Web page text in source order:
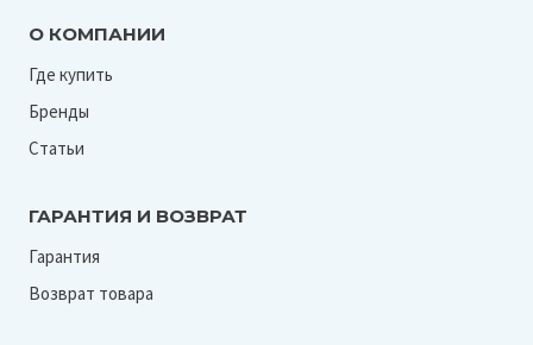
О КОМПАНИИ
Где купить
Бренды
Статьи
ГАРАНТИЯ И ВОЗВРАТ
Гарантия
Возврат товара